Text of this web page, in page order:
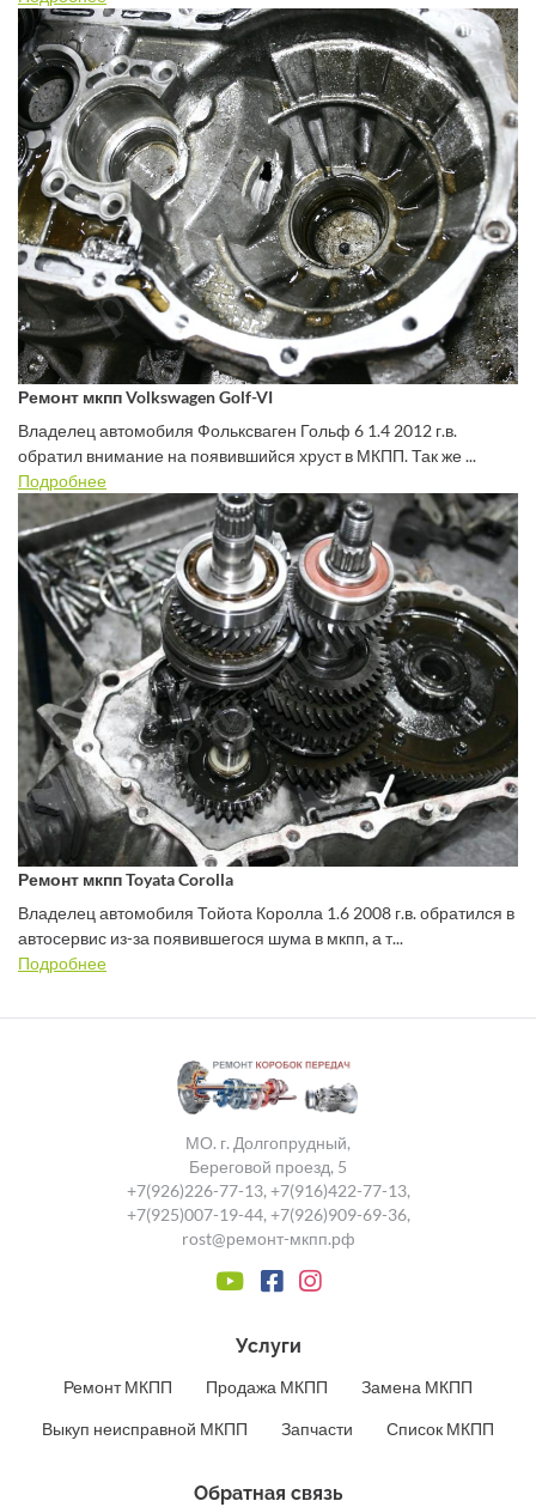
Ремонт мкпп Volkswagen Golf-VI
Владелец автомобиля Фольксваген Гольф 6 1.4 2012 г.в.
обратил внимание на появившийся хруст в МКПП. Так же ...
Подробнее
Ремонт мкпп Toyata Corolla
Владелец автомобиля Тойота Королла 1.6 2008 г.в. обратился в
автосервис из-за появившегося шума в мкпп, а т...
Подробнее
МО. г. Долгопрудный,
Береговой проезд, 5
+7(926)226-77-13, +7(916)422-77-13,
+7(925)007-19-44, +7(926)909-69-36,
rost@ремонт-мкпп.рф
Услуги
Ремонт МКПП Продажа МКПП Замена МКПП
Выкуп неисправной МКПП Запчасти Список МКПП
Обратная связь